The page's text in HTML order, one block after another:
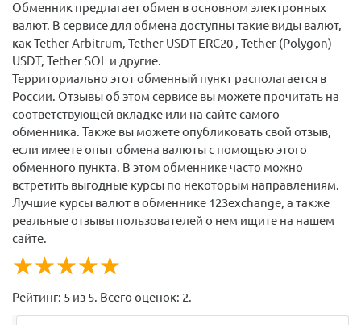
Обменник предлагает обмен в основном электронных
валют. В сервисе для обмена доступны такие виды валют,
как Tether Arbitrum, Tether USDT ERC20 , Tether (Polygon)
USDT, Tether SOL и другие.
Территориально этот обменный пункт располагается в
России. Отзывы об этом сервисе вы можете прочитать на
соответствующей вкладке или на сайте самого
обменника. Также вы можете опубликовать свой отзыв,
если имеете опыт обмена валюты с помощью этого
обменного пункта. В этом обменнике часто можно
встретить выгодные курсы по некоторым направлениям.
Лучшие курсы валют в обменнике 123exchange, а также
реальные отзывы пользователей о нем ищите на нашем
сайте.
☆☆☆☆☆
★★★★★
Рейтинг: 5 из 5. Всего оценок: 2.